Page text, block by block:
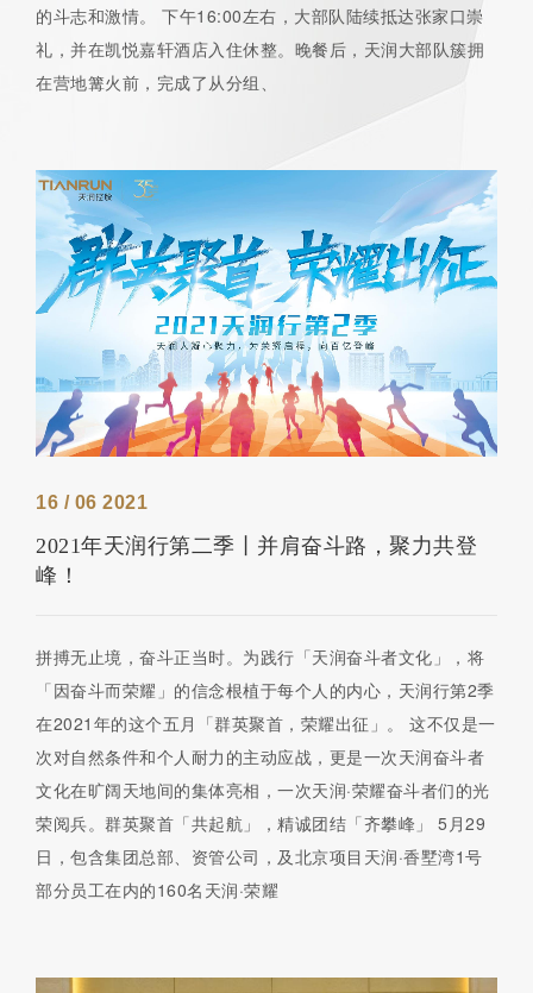
的斗志和激情。 下午16:00左右，大部队陆续抵达张家口崇
礼，并在凯悦嘉轩酒店入住休整。晚餐后，天润大部队簇拥
在营地篝火前，完成了从分组、
16 / 06 2021
2021年天润行第二季丨并肩奋斗路，聚力共登
峰！
拼搏无止境，奋斗正当时。为践行「天润奋斗者文化」，将
「因奋斗而荣耀」的信念根植于每个人的内心，天润行第2季
在2021年的这个五月「群英聚首，荣耀出征」。 这不仅是一
次对自然条件和个人耐力的主动应战，更是一次天润奋斗者
文化在旷阔天地间的集体亮相，一次天润·荣耀奋斗者们的光
荣阅兵。群英聚首「共起航」，精诚团结「齐攀峰」 5月29
日，包含集团总部、资管公司，及北京项目天润·香墅湾1号
部分员工在内的160名天润·荣耀